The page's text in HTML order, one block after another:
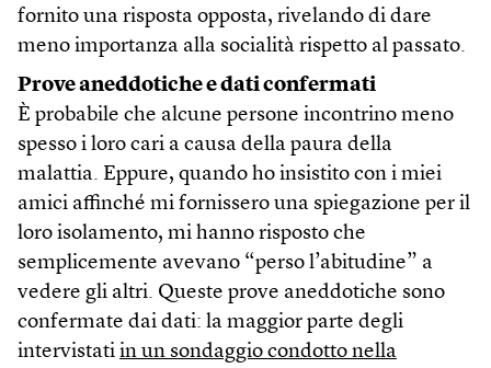
fornito una risposta opposta, rivelando di dare
meno importanza alla socialità rispetto al passato.
Prove aneddotiche e dati confermati
È probabile che alcune persone incontrino meno
spesso i loro cari a causa della paura della
malattia. Eppure, quando ho insistito con i miei
amici affinché mi fornissero una spiegazione per il
loro isolamento, mi hanno risposto che
semplicemente avevano “perso l’abitudine” a
vedere gli altri. Queste prove aneddotiche sono
confermate dai dati: la maggior parte degli
intervistati in un sondaggio condotto nella